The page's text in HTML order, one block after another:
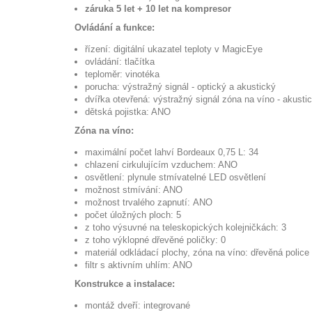
záruka 5 let + 10 let na kompresor
Ovládání a funkce:
řízení: digitální ukazatel teploty v MagicEye
ovládání: tlačítka
teploměr: vinotéka
porucha: výstražný signál - optický a akustický
dvířka otevřená: výstražný signál zóna na víno -
dětská pojistka: ANO
Zóna na víno:
maximální počet lahví Bordeaux 0,75 L: 34
chlazení cirkulujícím vzduchem: ANO
osvětlení: plynule stmívatelné LED osvětlení
možnost stmívání: ANO
možnost trvalého zapnutí: ANO
počet úložných ploch: 5
z toho výsuvné na teleskopických kolejničkách: 3
z toho výklopné dřevěné poličky: 0
materiál odkládací plochy, zóna na víno: dřevěná police
filtr s aktivním uhlím: ANO
Konstrukce a instalace:
montáž dveří: integrované